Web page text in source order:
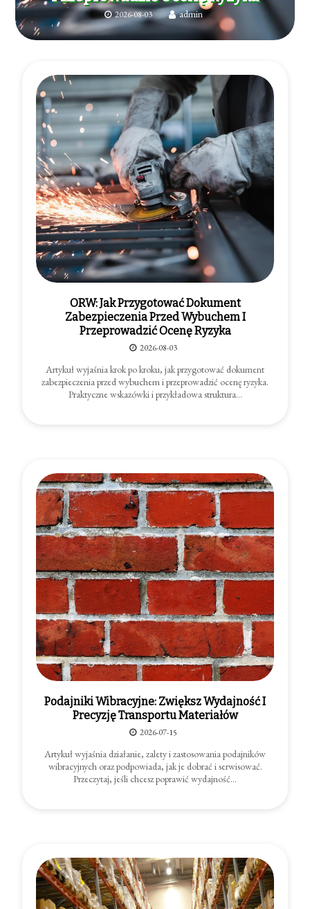
2026-08-03 admin
ORW: Jak Przygotować Dokument
Zabezpieczenia Przed Wybuchem I
Przeprowadzić Ocenę Ryzyka
2026-08-03
Artykuł wyjaśnia krok po kroku, jak przygotować dokument
zabezpieczenia przed wybuchem i przeprowadzić ocenę ryzyka.
Praktyczne wskazówki i przykładowa struktura…
Podajniki Wibracyjne: Zwiększ Wydajność I
Precyzję Transportu Materiałów
2026-07-15
Artykuł wyjaśnia działanie, zalety i zastosowania podajników
wibracyjnych oraz podpowiada, jak je dobrać i serwisować.
Przeczytaj, jeśli chcesz poprawić wydajność…